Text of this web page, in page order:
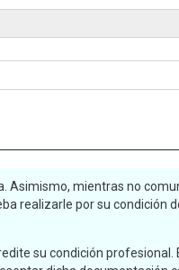
Asimismo, mientras no
realizarle por su condición
su condición profesional.